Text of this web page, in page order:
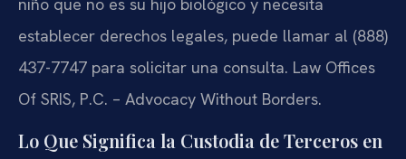
establecer derechos legales, puede llamar al (888)
437-7747 para solicitar una consulta. Law Offices
Of SRIS, P.C. – Advocacy Without Borders.
Lo Que Significa la Custodia de Terceros en